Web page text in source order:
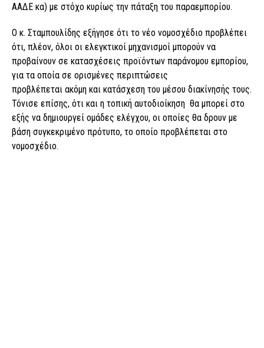
ΑΑΔΕ κα) με στόχο κυρίως την πάταξη του παραεμπορίου.
Ο κ. Σταμπουλίδης εξήγησε ότι το νέο νομοσχέδιο προβλέπει
ότι, πλέον, όλοι οι ελεγκτικοί μηχανισμοί μπορούν να
προβαίνουν σε κατασχέσεις προϊόντων παράνομου εμπορίου,
για τα οποία σε ορισμένες περιπτώσεις
προβλέπεται ακόμη και κατάσχεση του μέσου διακίνησής τους.
Τόνισε επίσης, ότι και η τοπική αυτοδιοίκηση θα μπορεί στο
εξής να δημιουργεί ομάδες ελέγχου, οι οποίες θα δρουν με
βάση συγκεκριμένο πρότυπο, το οποίο προβλέπεται στο
νομοσχέδιο.